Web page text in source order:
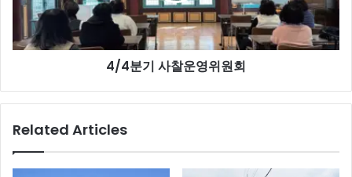
원
4/4분기 사찰운영위원회
Related Articles